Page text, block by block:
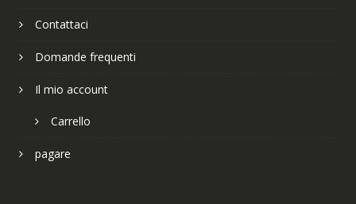
Contattaci
Domande frequenti
Il mio account
Carrello
pagare